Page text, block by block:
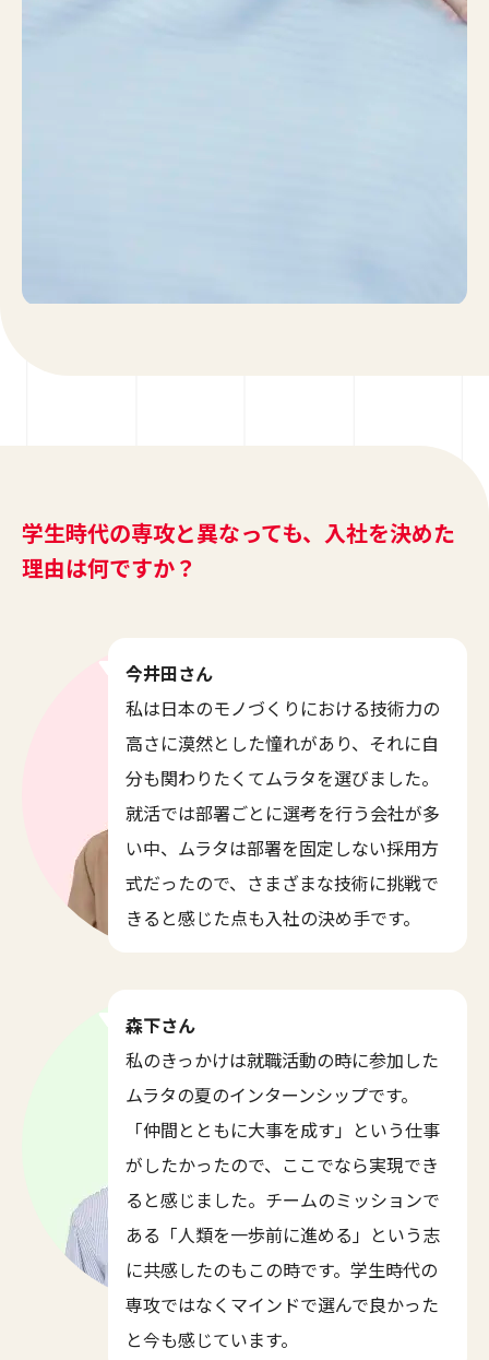
学生時代の専攻と異なっても、入社を決めた
理由は何ですか？
今井田さん
私は日本のモノづくりにおける技術力の
高さに漠然とした憧れがあり、それに自
分も関わりたくてムラタを選びました。
就活では部署ごとに選考を行う会社が多
い中、ムラタは部署を固定しない採用方
式だったので、さまざまな技術に挑戦で
きると感じた点も入社の決め手です。
森下さん
私のきっかけは就職活動の時に参加した
ムラタの夏のインターンシップです。
「仲間とともに大事を成す」という仕事
がしたかったので、ここでなら実現でき
ると感じました。チームのミッションで
ある「人類を一歩前に進める」という志
に共感したのもこの時です。学生時代の
専攻ではなくマインドで選んで良かった
と今も感じています。